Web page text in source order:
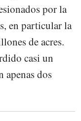
por la
en particular la
de acres.
casi un
apenas dos